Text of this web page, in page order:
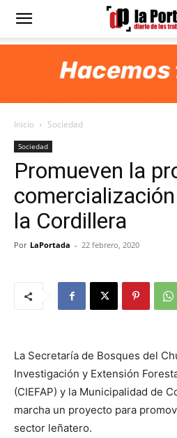
Diario
Portada
Inicio Sociedad
Sociedad
Promueven la
la Cordillera
Por LaPortada - 22 febrero, 2020
La Secretaría de Bosques del
Investigación y Extensión
(CIEFAP) y la Municipalidad de
marcha un proyecto para
sector leñatero.